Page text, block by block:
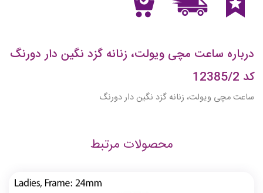
درباره ساعت مچی ویولت، زنانه گزد نگین دار دورنگ
کد 12385/2
ساعت مچی ویولت، زنانه گزد نگین دار دورنگ
محصولات مرتبط